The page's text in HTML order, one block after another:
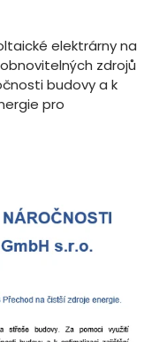
elektrárny na
zdrojů
budovy a k
pro